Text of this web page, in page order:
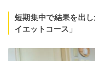
短期集中で結果を出
イエットコース」